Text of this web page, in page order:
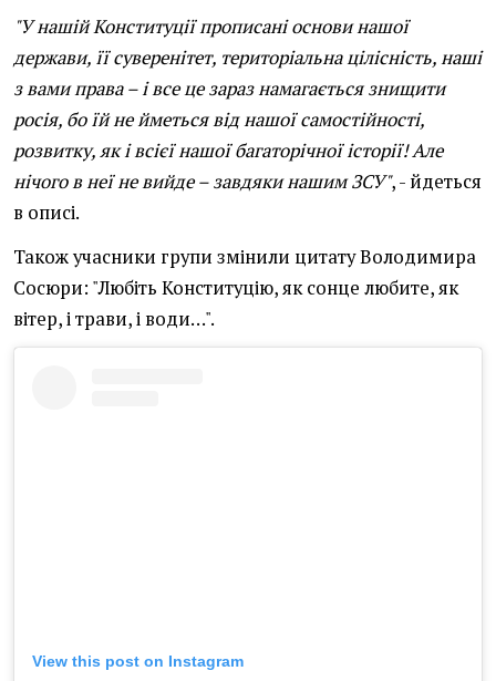
"У нашій Конституції прописані основи нашої
держави, її суверенітет, територіальна цілісність, наші
з вами права – і все це зараз намагається знищити
росія, бо їй не йметься від нашої самостійності,
розвитку, як і всієї нашої багаторічної історії! Але
нічого в неї не вийде – завдяки нашим ЗСУ", - йдеться
в описі.
Також учасники групи змінили цитату Володимира
Сосюри: "Любіть Конституцію, як сонце любите, як
вітер, і трави, і води…".
View this post on Instagram